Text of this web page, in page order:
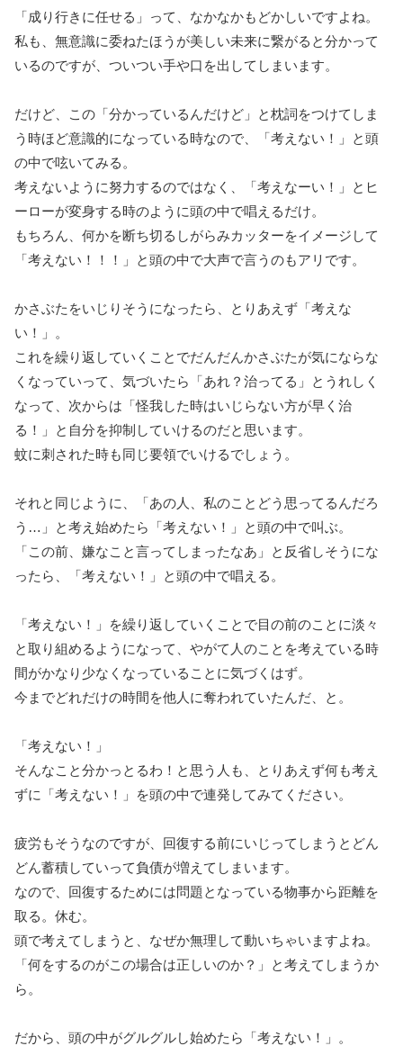
「成り行きに任せる」って、なかなかもどかしいですよね。
私も、無意識に委ねたほうが美しい未来に繋がると分かって
いるのですが、ついつい手や口を出してしまいます。
だけど、この「分かっているんだけど」と枕詞をつけてしま
う時ほど意識的になっている時なので、「考えない！」と頭
の中で呟いてみる。
考えないように努力するのではなく、「考えなーい！」とヒ
ーローが変身する時のように頭の中で唱えるだけ。
もちろん、何かを断ち切るしがらみカッターをイメージして
「考えない！！！」と頭の中で大声で言うのもアリです。
かさぶたをいじりそうになったら、とりあえず「考えな
い！」。
これを繰り返していくことでだんだんかさぶたが気にならな
くなっていって、気づいたら「あれ？治ってる」とうれしく
なって、次からは「怪我した時はいじらない方が早く治
る！」と自分を抑制していけるのだと思います。
蚊に刺された時も同じ要領でいけるでしょう。
それと同じように、「あの人、私のことどう思ってるんだろ
う…」と考え始めたら「考えない！」と頭の中で叫ぶ。
「この前、嫌なこと言ってしまったなあ」と反省しそうにな
ったら、「考えない！」と頭の中で唱える。
「考えない！」を繰り返していくことで目の前のことに淡々
と取り組めるようになって、やがて人のことを考えている時
間がかなり少なくなっていることに気づくはず。
今までどれだけの時間を他人に奪われていたんだ、と。
「考えない！」
そんなこと分かっとるわ！と思う人も、とりあえず何も考え
ずに「考えない！」を頭の中で連発してみてください。
疲労もそうなのですが、回復する前にいじってしまうとどん
どん蓄積していって負債が増えてしまいます。
なので、回復するためには問題となっている物事から距離を
取る。休む。
頭で考えてしまうと、なぜか無理して動いちゃいますよね。
「何をするのがこの場合は正しいのか？」と考えてしまうか
ら。
だから、頭の中がグルグルし始めたら「考えない！」。